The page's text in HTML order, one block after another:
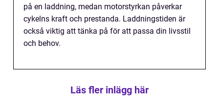
på en laddning, medan motorstyrkan påverkar
cykelns kraft och prestanda. Laddningstiden är
också viktig att tänka på för att passa din livsstil
och behov.
Läs fler inlägg här